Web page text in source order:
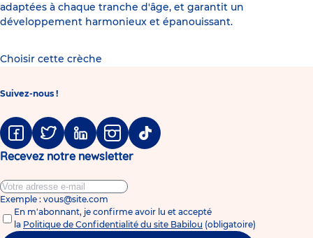
adaptées à chaque tranche d'âge, et garantit un
développement harmonieux et épanouissant.
Choisir cette crèche
Suivez-nous !
FacebookTwitter LinkedinInstagramTiktok
Recevez notre newsletter
Exemple : vous@site.com
En m'abonnant, je confirme avoir lu et accepté
la Politique de Confidentialité du site Babilou (obligatoire)